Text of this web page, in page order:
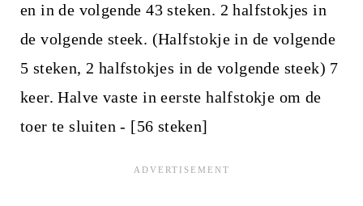
en in de volgende 43 steken. 2 halfstokjes in
de volgende steek. (Halfstokje in de volgende
5 steken, 2 halfstokjes in de volgende steek) 7
keer. Halve vaste in eerste halfstokje om de
toer te sluiten - [56 steken]